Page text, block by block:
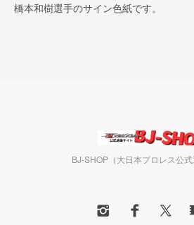
橋本和樹選手のサイン色紙です。
BJ-SHOP（大日本プロレス公式